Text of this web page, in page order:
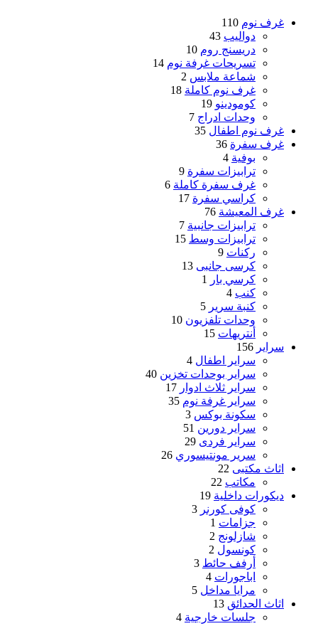
غرف نوم 110
دواليب 43
دريسنج روم 10
تسريحات غرفة نوم 14
شماعة ملابس 2
غرف نوم كاملة 18
كومودينو 19
وحدات ادراج 7
غرف نوم اطفال 35
غرف سفرة 36
بوفية 4
ترابيزات سفرة 9
غرف سفرة كاملة 6
كراسي سفرة 17
غرف المعيشة 76
ترابيزات جانبية 7
ترابيزات وسط 15
ركنات 9
كرسى جانبى 13
كرسي بار
1
كنب 4
كنبة سرير 5
وحدات تلفزيون 10
أنتريهات 15
سراير 156
سراير اطفال 4
سراير بوحدات تخزين 40
سراير ثلاث ادوار 17
سراير غرفة نوم 35
سكونة بوكس 3
سراير دورين 51
سراير فردى 29
سرير مونتيسوري 26
اثاث مكتبى 22
مكاتب 22
ديكورات داخلية 19
كوفى كورنر 3
جزامات 1
شازلونج 2
كونسول 2
أرفف حائط 3
اباجورات 4
مرايا مداخل 5
اثاث الحدائق 13
جلسات خارجية 4